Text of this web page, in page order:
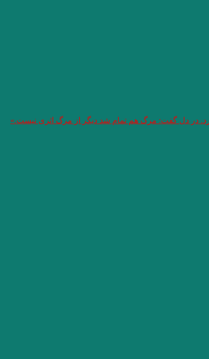
کرد. در دل گفت: مرگ هم تمام شد دیگر از مرگ اثری نیست.»